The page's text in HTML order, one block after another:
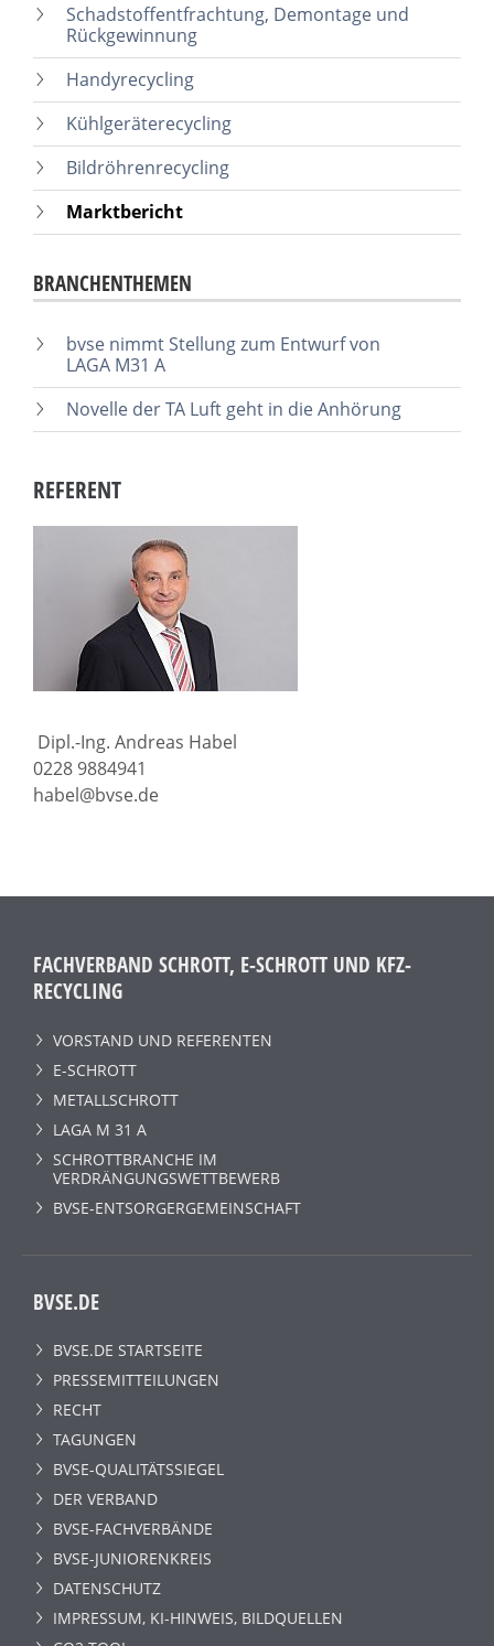
Schadstoffentfrachtung, Demontage und
Rückgewinnung
Handyrecycling
Kühlgeräterecycling
Bildröhrenrecycling
Marktbericht
BRANCHENTHEMEN
bvse nimmt Stellung zum Entwurf von
LAGA M31 A
Novelle der TA Luft geht in die Anhörung
REFERENT
Dipl.-Ing. Andreas Habel
0228 9884941
habel@bvse.de
FACHVERBAND SCHROTT, E-SCHROTT UND KFZ-
RECYCLING
VORSTAND UND REFERENTEN
E-SCHROTT
METALLSCHROTT
LAGA M 31 A
SCHROTTBRANCHE IM
VERDRÄNGUNGSWETTBEWERB
BVSE-ENTSORGERGEMEINSCHAFT
BVSE.DE
BVSE.DE STARTSEITE
PRESSEMITTEILUNGEN
RECHT
TAGUNGEN
BVSE-QUALITÄTSSIEGEL
DER VERBAND
BVSE-FACHVERBÄNDE
BVSE-JUNIORENKREIS
DATENSCHUTZ
IMPRESSUM, KI-HINWEIS, BILDQUELLEN